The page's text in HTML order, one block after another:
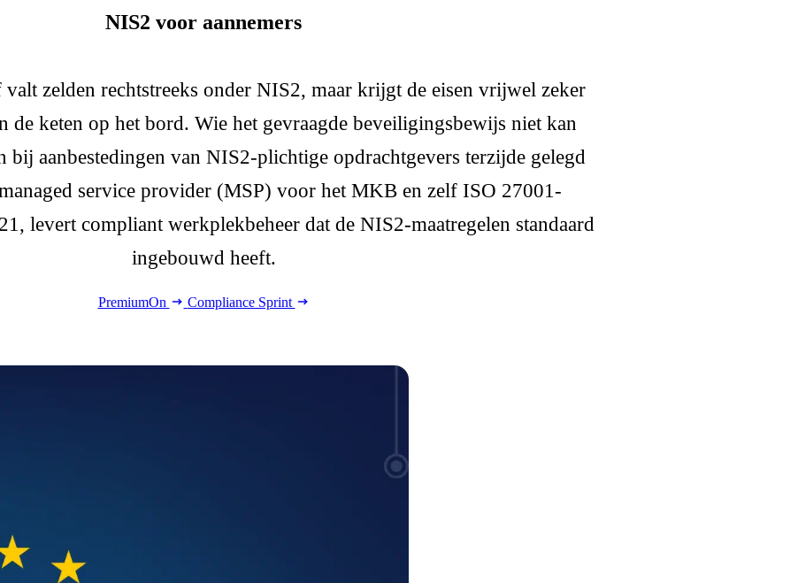
NIS2 voor aannemers
valt zelden rechtstreeks onder NIS2, maar krijgt de eisen vrijwel zeker
de keten op het bord. Wie het gevraagde beveiligingsbewijs niet kan
bij aanbestedingen van NIS2-plichtige opdrachtgevers terzijde gelegd
service provider (MSP) voor het MKB en zelf ISO 27001-
levert compliant werkplekbeheer dat de NIS2-maatregelen standaard
ingebouwd heeft.
PremiumOn Compliance Sprint